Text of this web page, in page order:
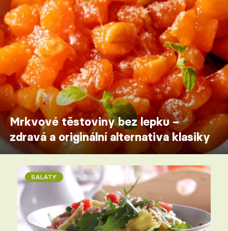
Mrkvové těstoviny bez lepku –
zdravá a originální alternativa klasiky
SALÁTY